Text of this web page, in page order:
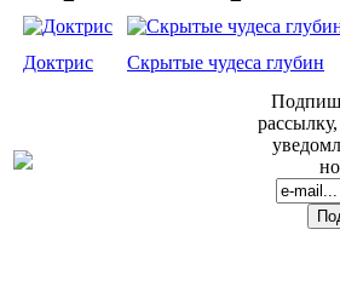
Доктрис Скрытые чудеса глубин